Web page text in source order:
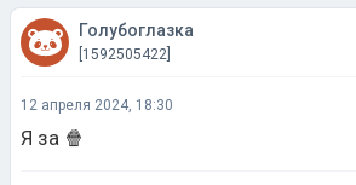
Голубоглазка
[1592505422]
12 апреля 2024, 18:30
Я за 🍿